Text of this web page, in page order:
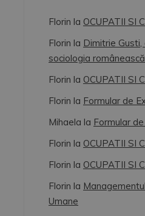
Florin la OCUPATII SI
Florin la Dimitrie
sociologia
Florin la OCUPATII SI
Florin la Formular de
Mihaela la Formular
Florin la OCUPATII SI
Florin la OCUPATII SI
Florin la
Umane